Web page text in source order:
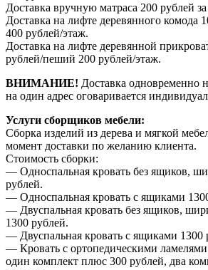
Доставка вручную матраса 200 рублей
Доставка на лифте деревянного комода
400 рублей/этаж.
Доставка на лифте деревянной
рублей/пеший 200 рублей/этаж.
ВНИМАНИЕ! Доставка одновременно
на один адрес оговаривается
Услуги сборщиков мебели:
Сборка изделий из дерева и мягкой
момент доставки по желанию клиента.
Стоимость сборки:
— Односпальная кровать без ящиков,
рублей.
— Односпальная кровать с ящиками
— Двуспальная кровать без ящиков,
1300 рублей.
— Двуспальная кровать с ящиками 1300
— Кровать с ортопедическими
один комплект плюс 300 рублей, два